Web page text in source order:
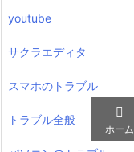
youtube
サクラエディタ
スマホのトラブル
トラブル全般 
ホーム